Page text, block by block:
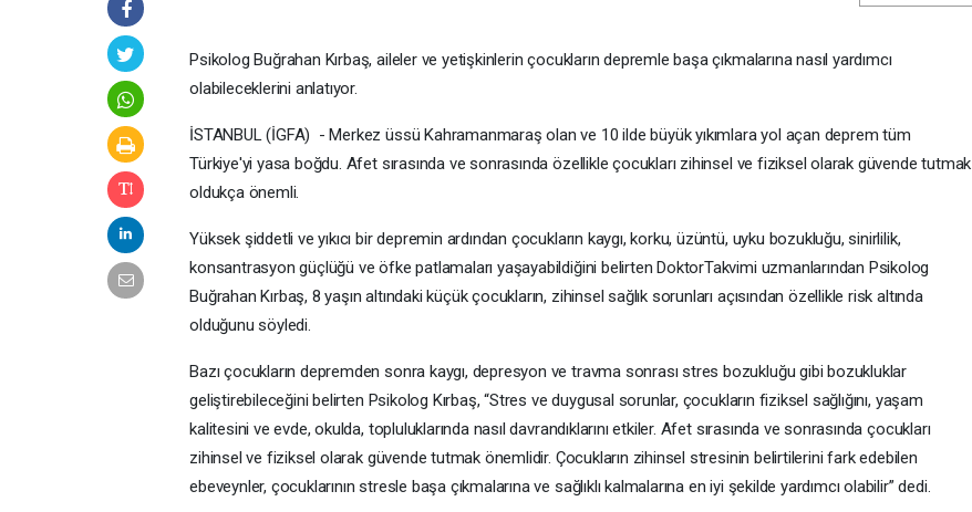
Psikolog Buğrahan Kırbaş, aileler ve yetişkinlerin çocukların depremle başa çıkmalarına nasıl yardımcı
olabileceklerini anlatıyor.
İSTANBUL (İGFA) - Merkez üssü Kahramanmaraş olan ve 10 ilde büyük yıkımlara yol açan deprem tüm
Türkiye'yi yasa boğdu. Afet sırasında ve sonrasında özellikle çocukları zihinsel ve fiziksel olarak güvende tutmak
oldukça önemli.
Yüksek şiddetli ve yıkıcı bir depremin ardından çocukların kaygı, korku, üzüntü, uyku bozukluğu, sinirlilik,
konsantrasyon güçlüğü ve öfke patlamaları yaşayabildiğini belirten DoktorTakvimi uzmanlarından Psikolog
Buğrahan Kırbaş, 8 yaşın altındaki küçük çocukların, zihinsel sağlık sorunları açısından özellikle risk altında
olduğunu söyledi.
Bazı çocukların depremden sonra kaygı, depresyon ve travma sonrası stres bozukluğu gibi bozukluklar
geliştirebileceğini belirten Psikolog Kırbaş, “Stres ve duygusal sorunlar, çocukların fiziksel sağlığını, yaşam
kalitesini ve evde, okulda, topluluklarında nasıl davrandıklarını etkiler. Afet sırasında ve sonrasında çocukları
zihinsel ve fiziksel olarak güvende tutmak önemlidir. Çocukların zihinsel stresinin belirtilerini fark edebilen
ebeveynler, çocuklarının stresle başa çıkmalarına ve sağlıklı kalmalarına en iyi şekilde yardımcı olabilir” dedi.